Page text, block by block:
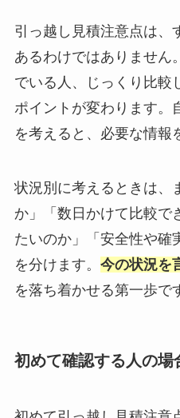
引っ越し見積注意点は、
あるわけではありません
でいる人、じっくり比較
ポイントが変わります。
を考えると、必要な情報
状況別に考えるときは、
か」「数日かけて比較で
たいのか」「安全性や確
を分けます。 今の状況を
を落ち着かせる第一歩で
初めて確認する人の場